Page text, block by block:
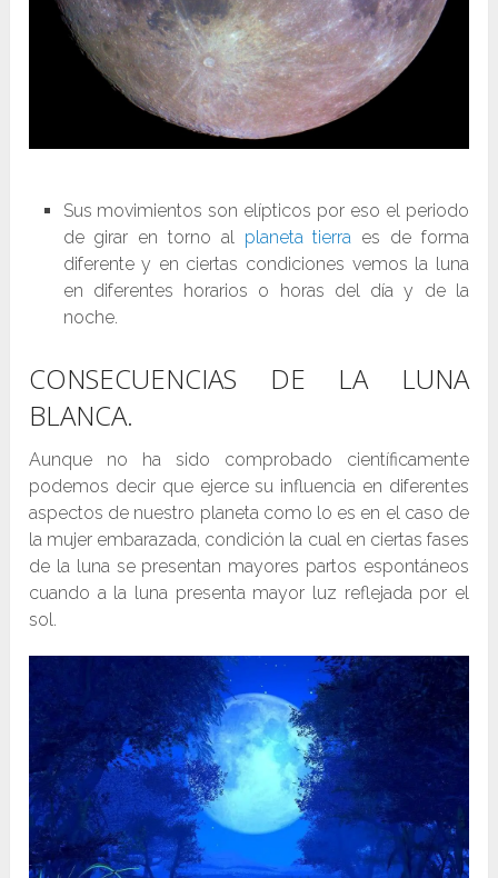
Sus movimientos son elípticos por eso el periodo
de girar en torno al planeta tierra es de forma
diferente y en ciertas condiciones vemos la luna
en diferentes horarios o horas del día y de la
noche.
CONSECUENCIAS DE LA LUNA
BLANCA.
Aunque no ha sido comprobado científicamente
podemos decir que ejerce su influencia en diferentes
aspectos de nuestro planeta como lo es en el caso de
la mujer embarazada, condición la cual en ciertas fases
de la luna se presentan mayores partos espontáneos
cuando a la luna presenta mayor luz reflejada por el
sol.